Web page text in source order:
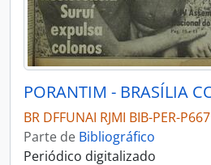
BR DFFUNAI RJMI BIB-PER-P667
Parte de Bibliográfico
Periódico digitalizado